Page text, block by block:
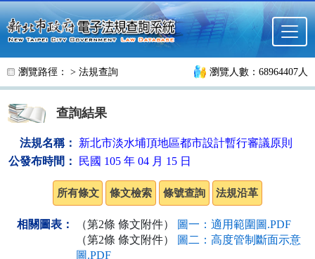
跳至主要內容
瀏覽路徑： > 法規查詢 瀏覽人數：68964407人
查詢結果
法規名稱：
新北市淡水埔頂地區都市設計暫行審議原則
公發布時間：
民國 105 年 04 月 15 日
相關圖表： （第2條 條文附件）
圖一：適用範圍圖.PDF
（第2條 條文附件）
圖二：高度管制斷面示意
圖.PDF